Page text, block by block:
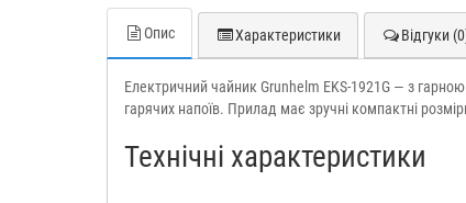
Опис Характеристики Відгуки
Електричний чайник Grunhelm EKS-1921G — з
гарячих напоїв. Прилад має зручні компактні
Технічні характеристики